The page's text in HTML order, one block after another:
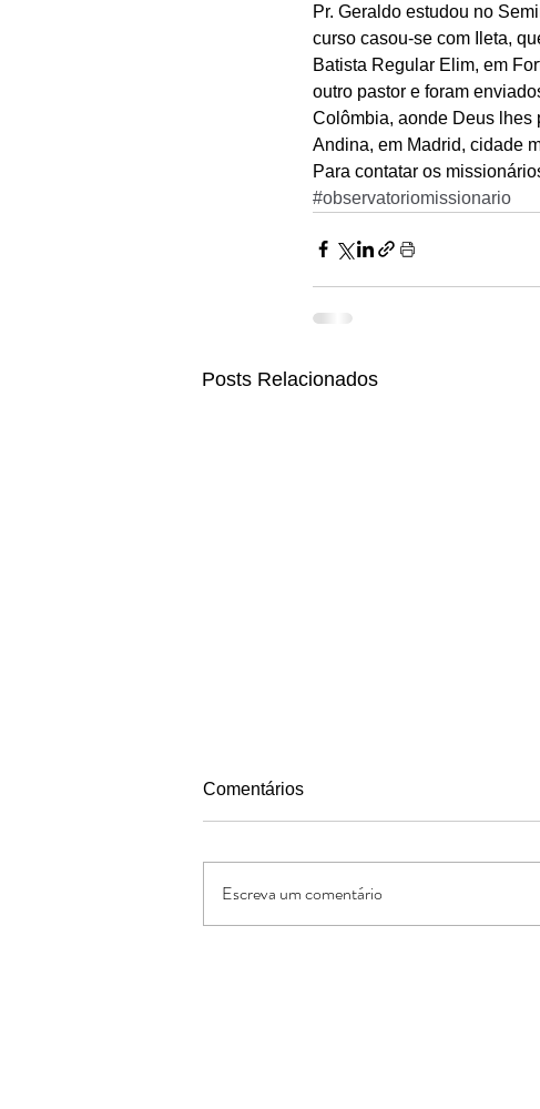
Pr. Geraldo estudou no
curso casou-se com Ileta,
Batista Regular Elim, em
outro pastor e foram
Colômbia, aonde Deus lhes
Andina, em Madrid, cidade
Para contatar os
#observatoriomissionario
Posts Relacionados
Comentários
Escreva um comentário